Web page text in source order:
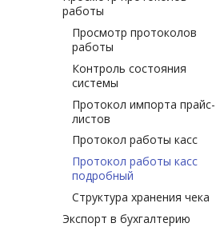
Клиентов
Способы передачи
сообщений в поддержку
Форматы для поставщиков
Регистрация задач через
загрузка мультимедии на
портал
Предоставить доступ к
компьютеру поддержке
Выгрузка данных в файл
Выгрузка данных для
Интернет-аптеки
Выгрузка данных для
справочной службы
Выгрузка данных для
Федеральной
Фармацевтической
Справочной Службы
Выгрузка товародвижения
для ПроАптека
Дополнительный способ
выгрузки данных
работы
Просмотр протоколов
работы
Контроль состояния
системы
Протокол импорта прайс-
листов
Протокол работы касс
Протокол работы касс
подробный
Структура хранения чека
Экспорт в бухгалтерию